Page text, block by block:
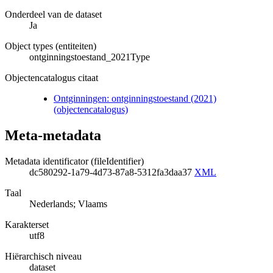
Onderdeel van de dataset
Ja
Object types (entiteiten)
ontginningstoestand_2021Type
Objectencatalogus citaat
Ontginningen: ontginningstoestand (2021)
(objectencatalogus)
Meta-metadata
Metadata identificator (fileIdentifier)
dc580292-1a79-4d73-87a8-5312fa3daa37 XML
Taal
Nederlands; Vlaams
Karakterset
utf8
Hiërarchisch niveau
dataset